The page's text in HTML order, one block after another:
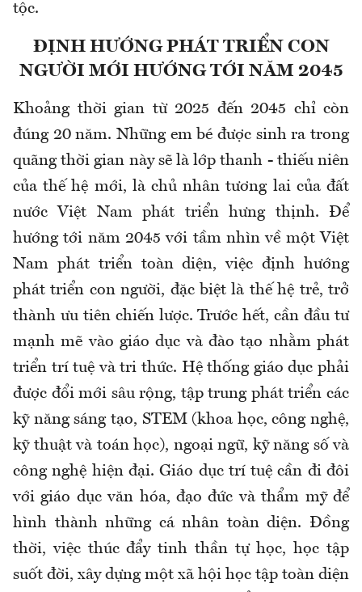
tộc.
ĐỊNH HƯỚNG PHÁT TRIỂN CON
NGƯỜI MỚI HƯỚNG TỚI NĂM 2045
Khoảng thời gian từ 2025 đến 2045 chỉ còn
đúng 20 năm. Những em bé được sinh ra trong
quãng thời gian này sẽ là lớp thanh - thiếu niên
của thế hệ mới, là chủ nhân tương lai của đất
nước Việt Nam phát triển hưng thịnh. Để
hướng tới năm 2045 với tầm nhìn về một Việt
Nam phát triển toàn diện, việc định hướng
phát triển con người, đặc biệt là thế hệ trẻ, trở
thành ưu tiên chiến lược. Trước hết, cần đầu tư
mạnh mẽ vào giáo dục và đào tạo nhằm phát
triển trí tuệ và tri thức. Hệ thống giáo dục phải
được đổi mới sâu rộng, tập trung phát triển các
kỹ năng sáng tạo, STEM (khoa học, công nghệ,
kỹ thuật và toán học), ngoại ngữ, kỹ năng số và
công nghệ hiện đại. Giáo dục trí tuệ cần đi đôi
với giáo dục văn hóa, đạo đức và thẩm mỹ để
hình thành những cá nhân toàn diện. Đồng
thời, việc thúc đẩy tinh thần tự học, học tập
suốt đời, xây dựng một xã hội học tập toàn diện